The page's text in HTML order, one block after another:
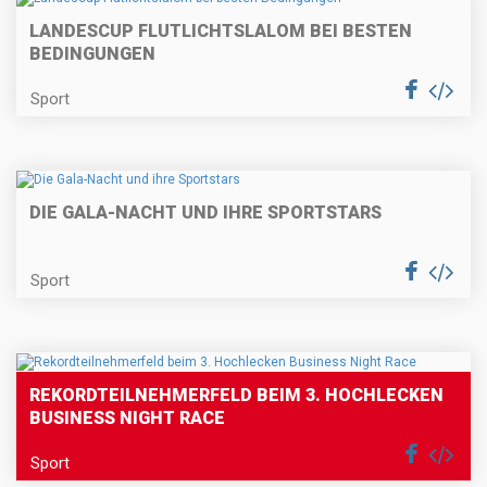
LANDESCUP FLUTLICHTSLALOM BEI BESTEN
BEDINGUNGEN
Sport
DIE GALA-NACHT UND IHRE SPORTSTARS
Sport
REKORDTEILNEHMERFELD BEIM 3. HOCHLECKEN
BUSINESS NIGHT RACE
Sport